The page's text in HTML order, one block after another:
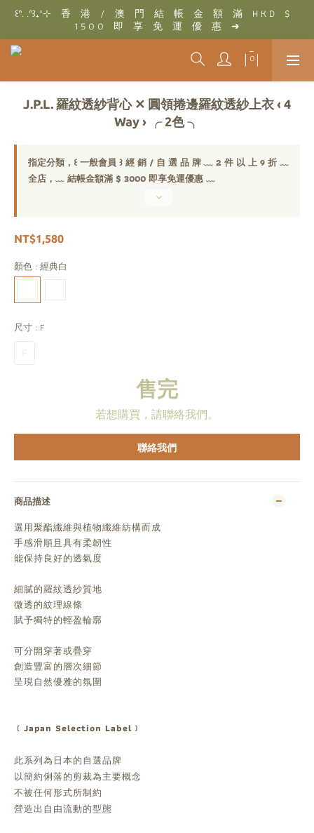
꒰ᐢ. .ᐢ꒱₊˚⊹　結　帳　金　額　滿　T W D　$　3 0 0 0　即　享
免　運　優　惠　➜
꒰ᐢ. .ᐢ꒱₊˚⊹　香　港　/　澳　門　結　帳　金　額　滿　H K D　$
1 5 0 0　即　享　免　運　優　惠　➜
꒰ᐢ. .ᐢ꒱₊˚⊹　結　帳　金　額　滿　T W D　$　3 0 0 0　即　享
免　運　優　惠　➜
J.P.L. 羅紋透紗背心 ✕ 圓領捲邊羅紋透紗上衣 ‹ 4
Way › ╭ 2色 ╮
指定分類，꒰ 一般會員 ꒱ 經 銷 / 自 選 品 牌 ﹏ 2 件 以 上 9 折 ﹏
全店，﹏ 結帳金額滿 $ 3000 即享免運優惠 ﹏
NT$1,580
顏色 : 經典白
尺寸 : F
F
售完
若想購買，請聯絡我們。
聯絡我們
商品描述
選用聚酯纖維與植物纖維紡構而成
手感滑順且具有柔韌性
能保持良好的透氣度
細膩的羅紋透紗質地
微透的紋理線條
賦予獨特的輕盈輪廓
可分開穿著或疊穿
創造豐富的層次細節
呈現自然優雅的氛圍
﹝Japan Selection Label﹞
此系列為日本的自選品牌
以簡約俐落的剪裁為主要概念
不被任何形式所制約
營造出自由流動的型態